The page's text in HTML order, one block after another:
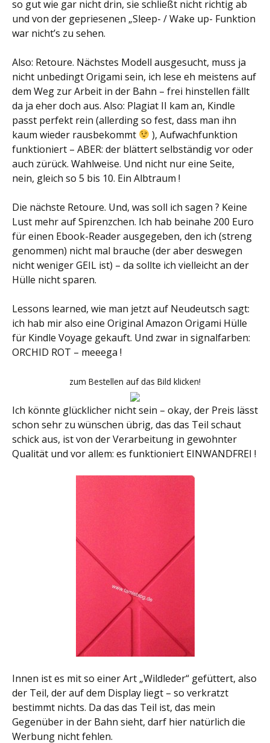
so gut wie gar nicht drin, sie schließt nicht richtig ab
und von der gepriesenen „Sleep- / Wake up- Funktion
war nicht’s zu sehen.
Also: Retoure. Nächstes Modell ausgesucht, muss ja
nicht unbedingt Origami sein, ich lese eh meistens auf
dem Weg zur Arbeit in der Bahn – frei hinstellen fällt
da ja eher doch aus. Also: Plagiat II kam an, Kindle
passt perfekt rein (allerding so fest, dass man ihn
kaum wieder rausbekommt
), Aufwachfunktion
funktioniert – ABER: der blättert selbständig vor oder
auch zürück. Wahlweise. Und nicht nur eine Seite,
nein, gleich so 5 bis 10. Ein Albtraum !
Die nächste Retoure. Und, was soll ich sagen ? Keine
Lust mehr auf Spirenzchen. Ich hab beinahe 200 Euro
für einen Ebook-Reader ausgegeben, den ich (streng
genommen) nicht mal brauche (der aber deswegen
nicht weniger GEIL ist) – da sollte ich vielleicht an der
Hülle nicht sparen.
Lessons learned, wie man jetzt auf Neudeutsch sagt:
ich hab mir also eine Original Amazon Origami Hülle
für Kindle Voyage gekauft. Und zwar in signalfarben:
ORCHID ROT – meeega !
zum Bestellen auf das Bild klicken!
Ich könnte glücklicher nicht sein – okay, der Preis lässt
schon sehr zu wünschen übrig, das das Teil schaut
schick aus, ist von der Verarbeitung in gewohnter
Qualität und vor allem: es funktioniert EINWANDFREI !
Innen ist es mit so einer Art „Wildleder“ gefüttert, also
der Teil, der auf dem Display liegt – so verkratzt
bestimmt nichts. Da das das Teil ist, das mein
Gegenüber in der Bahn sieht, darf hier natürlich die
Werbung nicht fehlen.